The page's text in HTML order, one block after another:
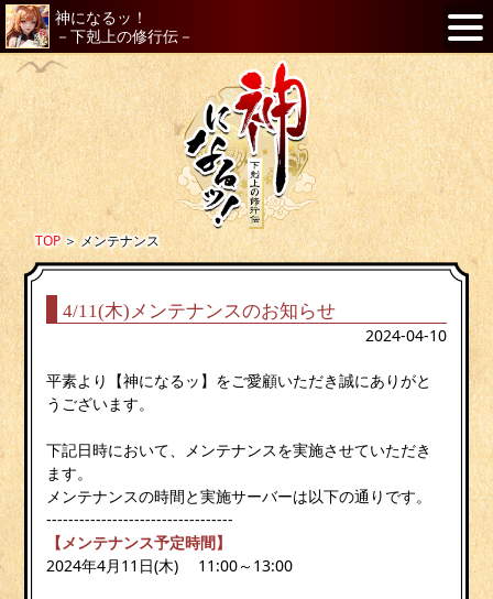
神になるッ！
－下剋上の修行伝－
TOP＞メンテナンス
4/11(木)メンテナンスのお知らせ
2024-04-10
平素より【神になるッ】をご愛顧いただき誠にありがと
うございます。
下記日時において、メンテナンスを実施させていただき
ます。
メンテナンスの時間と実施サーバーは以下の通りです。
----------------------------------
【メンテナンス予定時間】
2024年4月11日(木) 11:00～13:00